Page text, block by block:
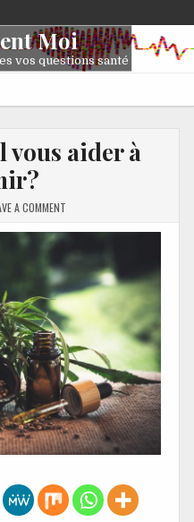
Moi
vos questions santé
vous aider à
A COMMENT